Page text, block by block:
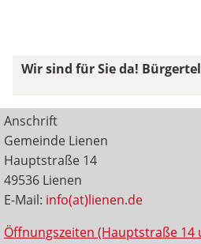
Wir sind für Sie da!
Anschrift
Gemeinde Lienen
Hauptstraße 14
49536 Lienen
E-Mail: info(at)lienen.de
Öffnungszeiten (Hauptstraße 14